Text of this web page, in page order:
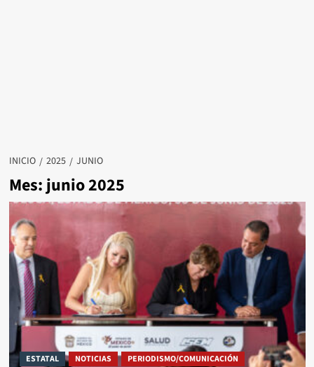
INICIO 2025 JUNIO
Mes:junio 2025
ESTATAL NOTICIAS PERIODISMO/COMUNICACIÓN